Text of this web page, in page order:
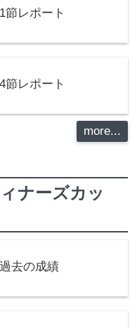
節レポート
節レポート
more...
ナーズカッ
去の成績